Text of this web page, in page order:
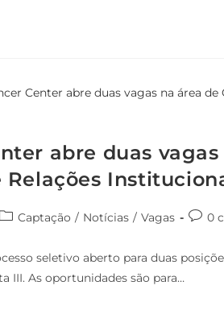
abre duas
Relações
Captação / Notícias / Vagas 0
seletivo aberto para duas
III. As oportunidades são para…